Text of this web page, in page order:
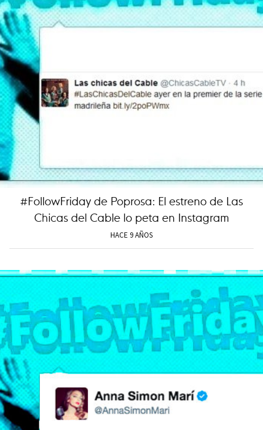
#FollowFriday de Poprosa: El estreno de Las
Chicas del Cable lo peta en Instagram
HACE 9 AÑOS